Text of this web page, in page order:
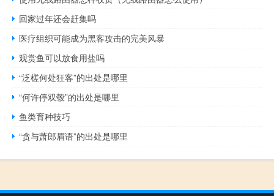
回家过年还会赶集吗
医疗组织可能成为黑客攻击的完美风暴
观赏鱼可以放食用盐吗
“泛槎何处狂客”的出处是哪里
“何许停双毂”的出处是哪里
鱼类育种技巧
“贪与萧郎眉语”的出处是哪里